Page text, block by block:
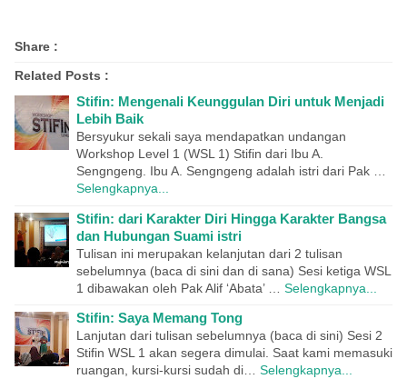
Share :
Related Posts :
Stifin: Mengenali Keunggulan Diri untuk Menjadi
Lebih Baik
Bersyukur sekali saya mendapatkan undangan
Workshop Level 1 (WSL 1) Stifin dari Ibu A.
Sengngeng. Ibu A. Sengngeng adalah istri dari Pak …
Selengkapnya...
Stifin: dari Karakter Diri Hingga Karakter Bangsa
dan Hubungan Suami istri
Tulisan ini merupakan kelanjutan dari 2 tulisan
sebelumnya (baca di sini dan di sana) Sesi ketiga WSL
1 dibawakan oleh Pak Alif ‘Abata’ …
Selengkapnya...
Stifin: Saya Memang Tong
Lanjutan dari tulisan sebelumnya (baca di sini) Sesi 2
Stifin WSL 1 akan segera dimulai. Saat kami memasuki
ruangan, kursi-kursi sudah di… Selengkapnya...